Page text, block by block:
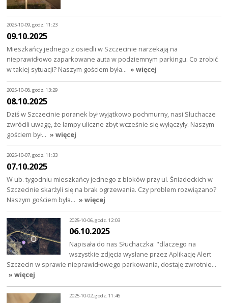
2025-10-09, godz. 11:23
09.10.2025
Mieszkańcy jednego z osiedli w Szczecinie narzekają na
nieprawidłowo zaparkowane auta w podziemnym parkingu. Co zrobić
w takiej sytuacji? Naszym gościem była… » więcej
2025-10-08, godz. 13:29
08.10.2025
Dziś w Szczecinie poranek był wyjątkowo pochmurny, nasi Słuchacze
zwrócili uwagę, że lampy uliczne zbyt wcześnie się wyłączyły. Naszym
gościem był… » więcej
2025-10-07, godz. 11:33
07.10.2025
W ub. tygodniu mieszkańcy jednego z bloków przy ul. Śniadeckich w
Szczecinie skarżyli się na brak ogrzewania. Czy problem rozwiązano?
Naszym gościem była… » więcej
2025-10-06, godz. 12:03
06.10.2025
Napisała do nas Słuchaczka: "dlaczego na
wszystkie zdjęcia wysłane przez Aplikację Alert
Szczecin w sprawie nieprawidłowego parkowania, dostaję zwrotnie…
» więcej
2025-10-02, godz. 11:46